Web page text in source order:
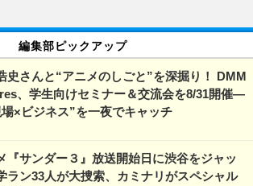
編集部ピックアップ
史さんと“アニメのしごと”を深掘り！ DMM
、学生向けセミナー＆交流会を8/31開催―
×ビジネス”を一夜でキャッチ
『サンダー３』放送開始日に渋谷をジャッ
ラン33人が大捜索、カミナリがスペシャル